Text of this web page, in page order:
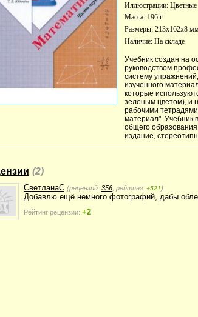
Иллюстрации: Цветные
Масса: 196 г
Размеры: 213x162x8
Наличие: На складе
Учебник создан на
руководством
систему
изученного
которые
зеленым цветом), и
рабочими
материал". Учебник
общего
издание,
(2)
СветланаС (рецензий: 356 , рейтинг: +521)
Добавлю ещё немного фотографий, дабы
Рейтинг рецензии: +2